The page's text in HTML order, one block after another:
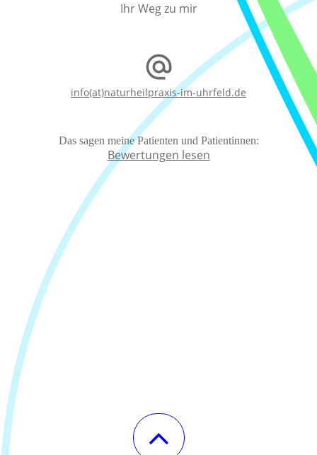
Ihr Weg zu mir
info(at)naturheilpraxis-im-uhrfeld.de
Das sagen meine Patienten und Patientinnen:
Bewertungen lesen